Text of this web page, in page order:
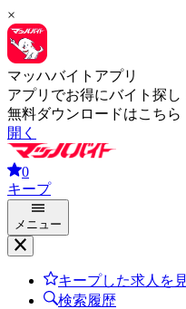
×
マッハバイトアプリ
アプリでお得にバイト探し
無料ダウンロードはこちら
開く
0
キープ
メニュー
キープした求人を
検索履歴